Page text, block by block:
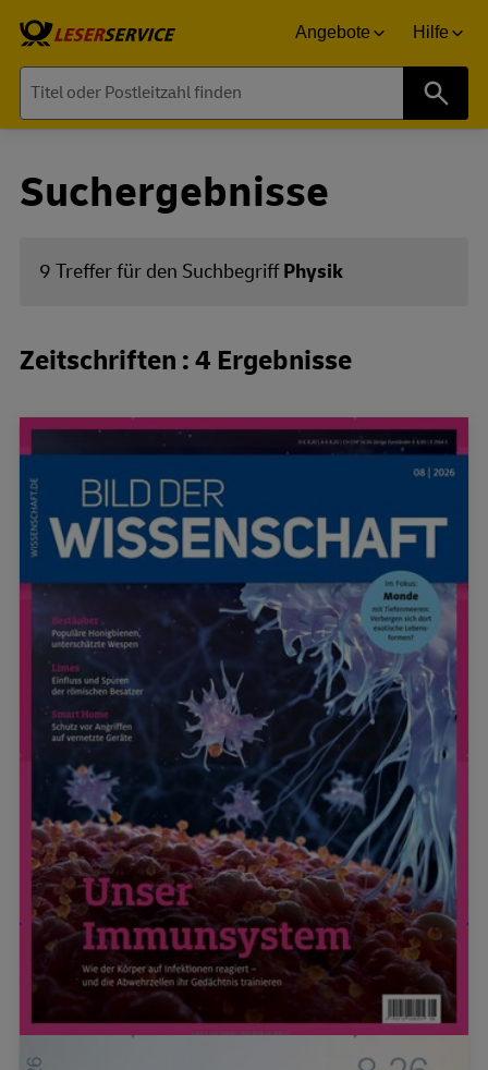
Angebote Hilfe
Suchergebnisse
9 Treffer für den SuchbegriffPhysik
Zeitschriften : 4 Ergebnisse